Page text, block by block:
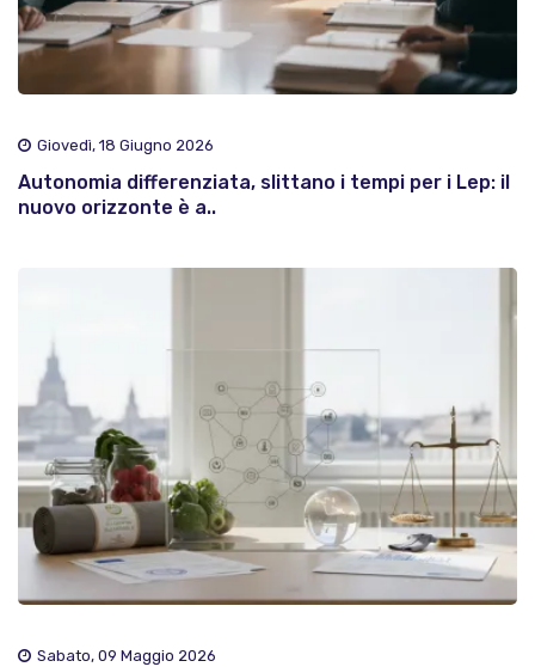
Giovedì, 18 Giugno 2026
Autonomia differenziata, slittano i tempi per i Lep: il
nuovo orizzonte è a..
Sabato, 09 Maggio 2026